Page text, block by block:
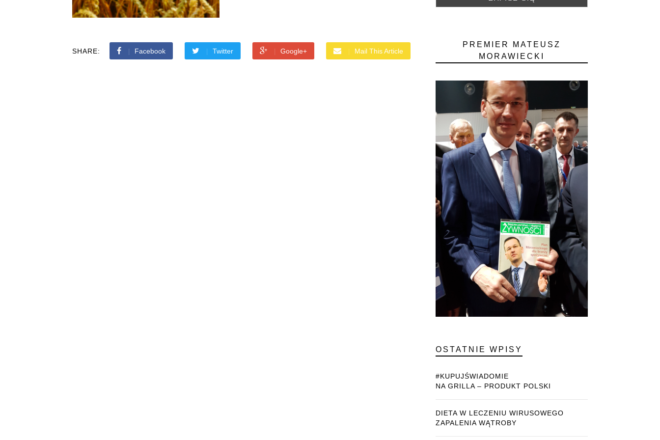
SHARE: Facebook Twitter Google+ Mail This Article
PREMIER MATEUSZ
MORAWIECKI
OSTATNIE WPISY
#KUPUJŚWIADOMIE
NA GRILLA – PRODUKT POLSKI
DIETA W LECZENIU WIRUSOWEGO
ZAPALENIA WĄTROBY